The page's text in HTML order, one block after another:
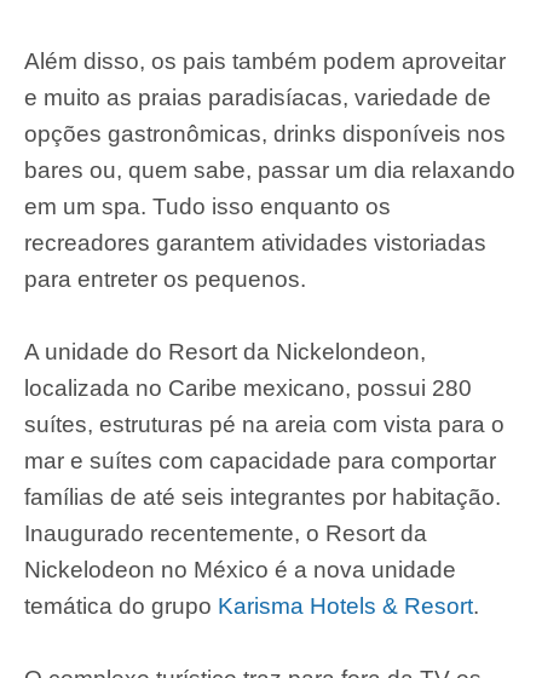
Além disso, os pais também podem aproveitar
e muito as praias paradisíacas, variedade de
opções gastronômicas, drinks disponíveis nos
bares ou, quem sabe, passar um dia relaxando
em um spa. Tudo isso enquanto os
recreadores garantem atividades vistoriadas
para entreter os pequenos.
A unidade do Resort da Nickelondeon,
localizada no Caribe mexicano, possui 280
suítes, estruturas pé na areia com vista para o
mar e suítes com capacidade para comportar
famílias de até seis integrantes por habitação.
Inaugurado recentemente, o Resort da
Nickelodeon no México é a nova unidade
temática do grupo Karisma Hotels & Resort.